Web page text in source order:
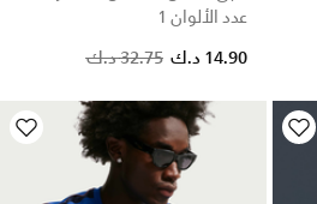
عدد الألوان 1
Price reduced from
32.75 د.ك to 14.90 د.ك